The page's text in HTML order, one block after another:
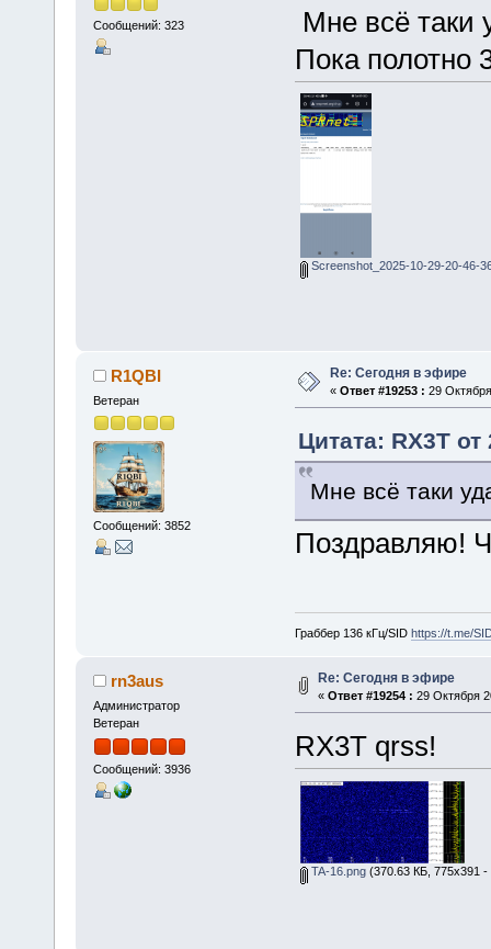
Сообщений: 323
Мне всë таки
Пока полотно
Screenshot_2025-10-29-20-46-
R1QBI
Ветеран
Сообщений: 3852
Re: Сегодня в эфире
« Ответ #19253 : 29
Цитата: RX3T
Мне всë таки
Поздравляю!
Граббер 136 кГц/SID https://t.me/
rn3aus
Администратор
Ветеран
Сообщений: 3936
Re: Сегодня в эфире
« Ответ #19254 : 29 Октября
RX3T qrss!
TA-16.png(370.63 КБ, 775x391 -